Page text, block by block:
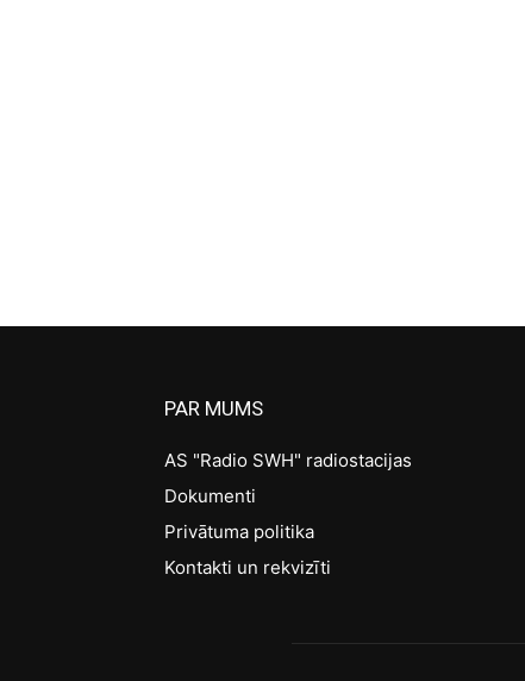
PAR MUMS
AS "Radio SWH" radiostacijas
Dokumenti
Privātuma politika
Kontakti un rekvizīti